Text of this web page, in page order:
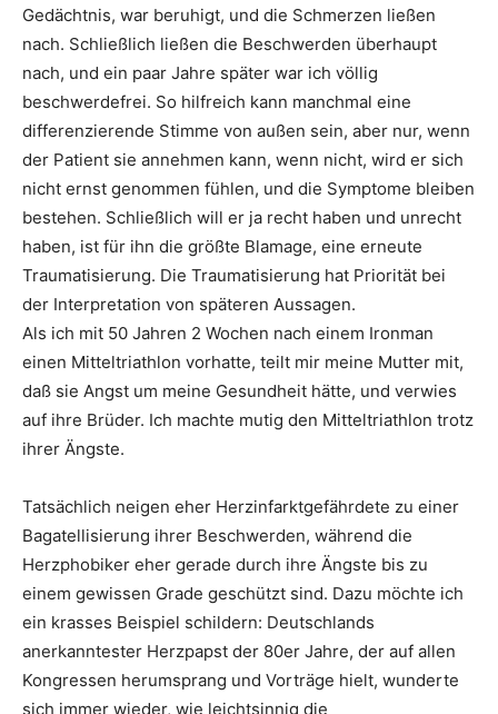
Gedächtnis, war beruhigt, und die Schmerzen ließen
nach. Schließlich ließen die Beschwerden überhaupt
nach, und ein paar Jahre später war ich völlig
beschwerdefrei. So hilfreich kann manchmal eine
differenzierende Stimme von außen sein, aber nur, wenn
der Patient sie annehmen kann, wenn nicht, wird er sich
nicht ernst genommen fühlen, und die Symptome bleiben
bestehen. Schließlich will er ja recht haben und unrecht
haben, ist für ihn die größte Blamage, eine erneute
Traumatisierung. Die Traumatisierung hat Priorität bei
der Interpretation von späteren Aussagen.
Als ich mit 50 Jahren 2 Wochen nach einem Ironman
einen Mitteltriathlon vorhatte, teilt mir meine Mutter mit,
daß sie Angst um meine Gesundheit hätte, und verwies
auf ihre Brüder. Ich machte mutig den Mitteltriathlon trotz
ihrer Ängste.
Tatsächlich neigen eher Herzinfarktgefährdete zu einer
Bagatellisierung ihrer Beschwerden, während die
Herzphobiker eher gerade durch ihre Ängste bis zu
einem gewissen Grade geschützt sind. Dazu möchte ich
ein krasses Beispiel schildern: Deutschlands
anerkanntester Herzpapst der 80er Jahre, der auf allen
Kongressen herumsprang und Vorträge hielt, wunderte
sich immer wieder, wie leichtsinnig die